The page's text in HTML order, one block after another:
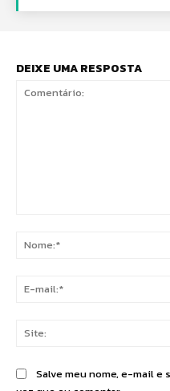
DEIXE UMA RESPOSTA
Salve meu nome, e-mail e